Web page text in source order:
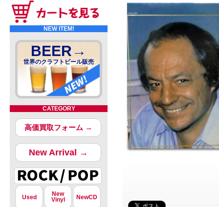
NEW ITEM!
BEER→
世界のクラフトビール販売
CATEGORY
高価買取フォーム →
New Arrival →
Used
New
Vinyl
NewCD